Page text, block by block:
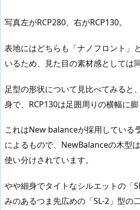
写真左がRCP280、右がRCP130。
表地にはどちらも「ナノフロント」
いるため、見た目の素材感としては同
足型の形状について見比べてみると
身で、RCP130は足囲周りの横幅に膨
これはNew balanceが採用している
によるもので、NewBalanceの木型
使い分けされています。
やや細身でタイトなシルエットの「
みのあるつま先広めの「SL-2」型の